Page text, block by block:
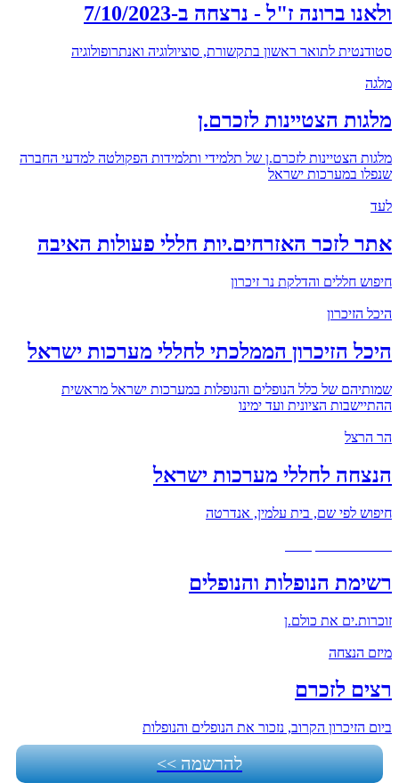
ולאנו ברונה ז"ל - נרצחה ב-7/10/2023
סטודנטית לתואר ראשון בתקשורת, סוציולוגיה ואנתרופולוגיה
מלגה
מלגות הצטיינות לזכרם.ן
מלגות הצטיינות לזכרם.ן של תלמידי ותלמידות הפקולטה למדעי החברה
שנפלו במערכות ישראל
לעד
אתר לזכר האזרחים.יות חללי פעולות האיבה
חיפוש חללים והדלקת נר זיכרון
היכל הזיכרון
היכל הזיכרון הממלכתי לחללי מערכות ישראל
שמותיהם של כלל הנופלים והנופלות במערכות ישראל מראשית
ההתיישבות הציונית ועד ימינו
הר הרצל
הנצחה לחללי מערכות ישראל
חיפוש לפי שם, בית עלמין, אנדרטה
רשימת הנופלות והנופלים
זוכרות.ים את כולם.ן
מיזם הנצחה
רצים לזכרם
ביום הזיכרון הקרוב, נזכור את הנופלים והנופלות
להרשמה >>